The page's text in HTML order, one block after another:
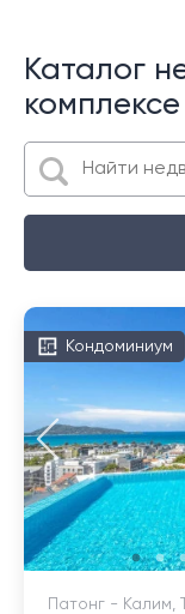
Каталог
комплексе
Кондоминиум
Патонг - Калим,